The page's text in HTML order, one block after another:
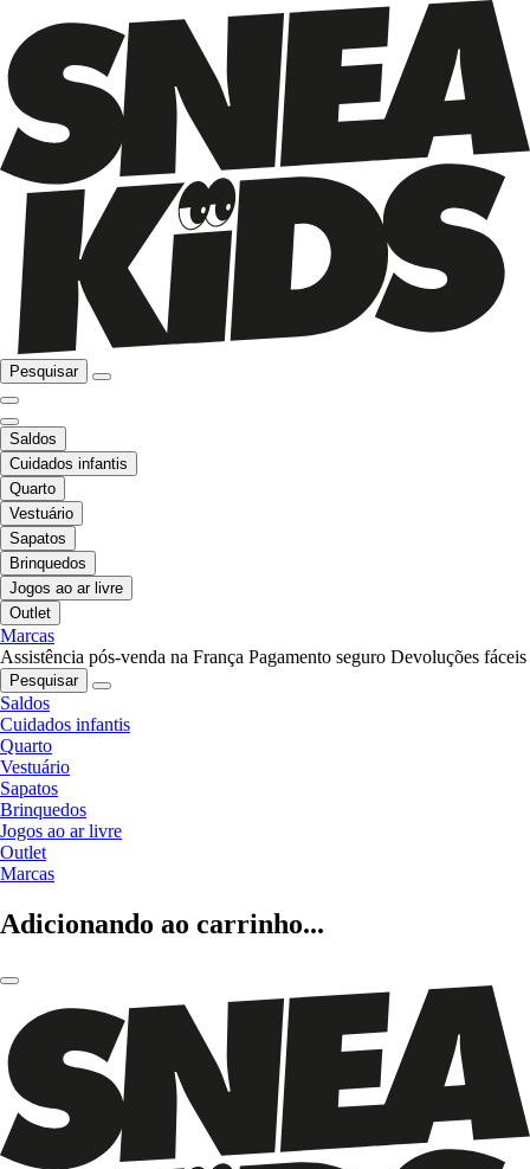
Pesquisar
Saldos
Cuidados infantis
Quarto
Vestuário
Sapatos
Brinquedos
Jogos ao ar livre
Outlet
Marcas
Assistência pós-venda na França Pagamento seguro Devoluções fáceis
Pesquisar
Saldos
Cuidados infantis
Quarto
Vestuário
Sapatos
Brinquedos
Jogos ao ar livre
Outlet
Marcas
Adicionando ao carrinho...